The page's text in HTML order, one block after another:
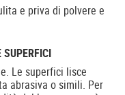
e priva di polvere e
Le superfici lisce
abrasiva o simili. Per